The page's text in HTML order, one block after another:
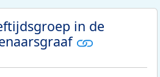
in de